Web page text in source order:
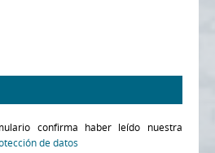
confirma haber leído nuestra
de datos